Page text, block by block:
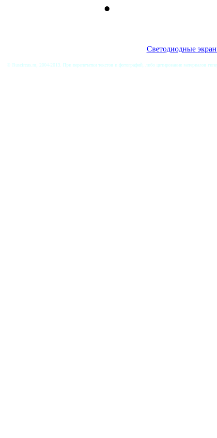
Cветодиодные
© Ruscircus.ru, 2004-2013. При перепечатки текстов и фотографий, либо цитировании материалов